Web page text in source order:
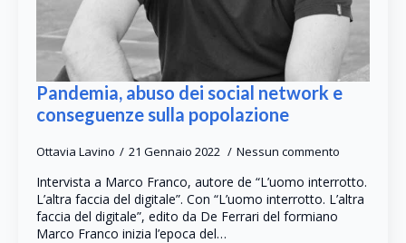
Pandemia, abuso dei social network e
conseguenze sulla popolazione
Ottavia Lavino 21 Gennaio 2022 Nessun commento
Intervista a Marco Franco, autore de “L’uomo interrotto.
L’altra faccia del digitale”. Con “L’uomo interrotto. L’altra
faccia del digitale”, edito da De Ferrari del formiano
Marco Franco inizia l’epoca del…